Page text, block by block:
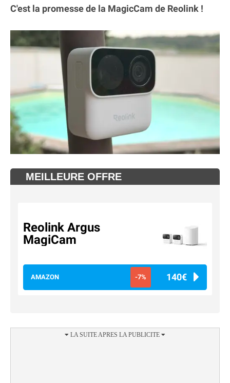
C'est la promesse de la MagicCam de Reolink !
MEILLEURE OFFRE
Reolink Argus
MagiCam
AMAZON -7% 140€